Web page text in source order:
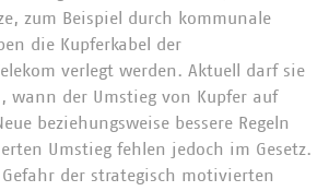
zum Beispiel durch kommunale
die Kupferkabel der
verlegt werden. Aktuell darf sie
wann der Umstieg von Kupfer auf
beziehungsweise bessere Regeln
Umstieg fehlen jedoch im Gesetz.
der strategisch motivierten